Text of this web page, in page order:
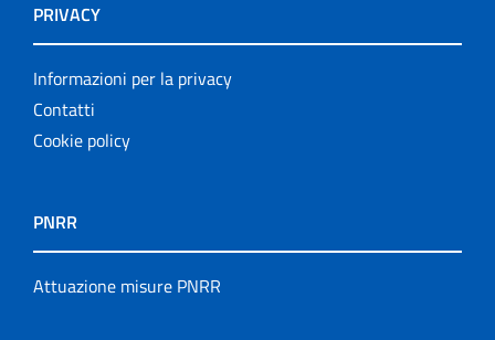
PRIVACY
Informazioni per la privacy
Contatti
Cookie policy
PNRR
Attuazione misure PNRR